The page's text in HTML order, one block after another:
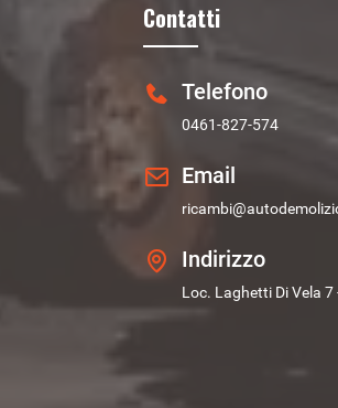
Contatti
Telefono
0461-827-574
Email
Indirizzo
Loc. Laghetti Di Vela